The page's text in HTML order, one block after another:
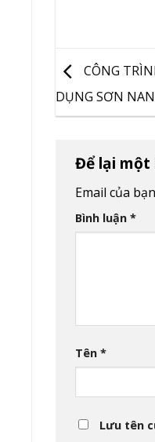
CÔNG
DỤNG SƠN
Để lại một
Email của
Bình luận *
Tên *
Lưu tên